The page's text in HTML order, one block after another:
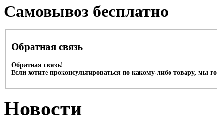
Cамовывоз бесплатно
Обратная связь
Обратная связь!
Если хотите проконсультироваться по какому-либо товару, мы
Новости